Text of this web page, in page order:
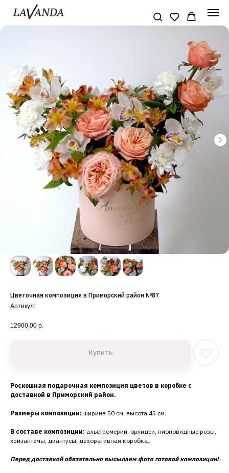
Цветочная композиция в Приморский район №87
Артикул:
12900,00 р.
Купить
Роскошная подарочная композиция цветов в коробке с
доставкой в Приморский район.
Размеры композиции: ширина 50 см, высота 45 см.
В составе композиции: альстромерии, орхидеи, пионовидные розы,
хризантемы, диантусы, декоративная коробка.
Перед доставкой обязательно высылаем фото готовой композиции!